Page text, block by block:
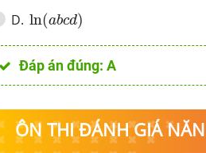
D. ln(abcd)
ln(abcd
Đáp án đúng:A
ÔN THI ĐÁNH GIÁ